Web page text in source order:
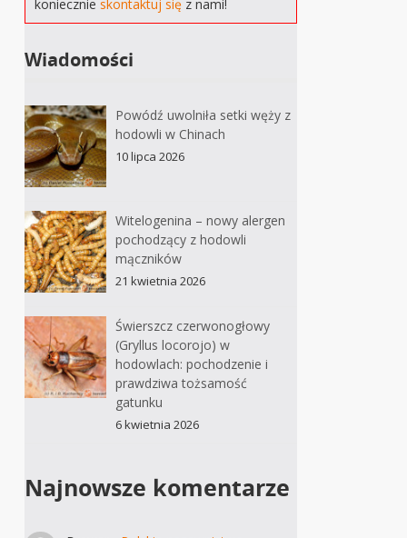
koniecznieskontaktuj się z nami!
Wiadomości
Powódź uwolniła setki węży z
hodowli w Chinach
10 lipca 2026
Witelogenina – nowy alergen
pochodzący z hodowli
mączników
21 kwietnia 2026
Świerszcz czerwonogłowy
(Gryllus locorojo) w
hodowlach: pochodzenie i
prawdziwa tożsamość
gatunku
6 kwietnia 2026
Najnowsze komentarze